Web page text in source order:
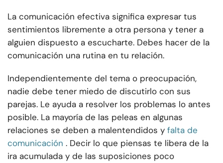
La comunicación efectiva significa expresar tus
sentimientos libremente a otra persona y tener a
alguien dispuesto a escucharte. Debes hacer de la
comunicación una rutina en tu relación.
Independientemente del tema o preocupación,
nadie debe tener miedo de discutirlo con sus
parejas. Le ayuda a resolver los problemas lo antes
posible. La mayoría de las peleas en algunas
relaciones se deben a malentendidos y falta de
comunicación . Decir lo que piensas te libera de la
ira acumulada y de las suposiciones poco